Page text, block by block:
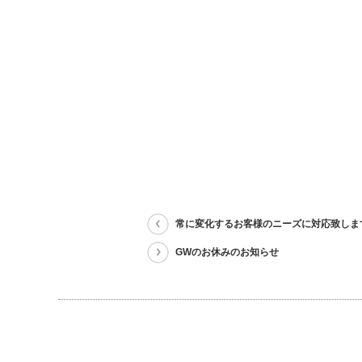
常に変化するお客様のニーズに対応致しま
GWのお休みのお知らせ